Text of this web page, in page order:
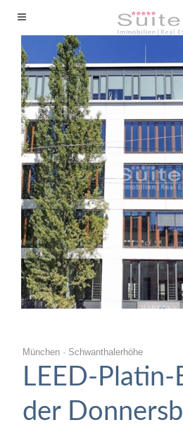
München · Schwanthalerhöhe
LEED-Platin-
der